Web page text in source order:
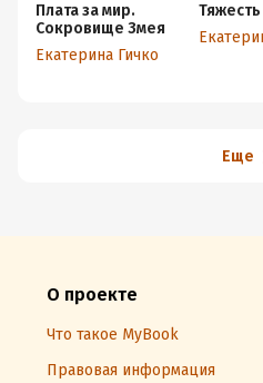
Плата за мир.
Сокровище Змея
Екатерина Гичко
Еще
О проекте
Что такое MyBook
Правовая информация